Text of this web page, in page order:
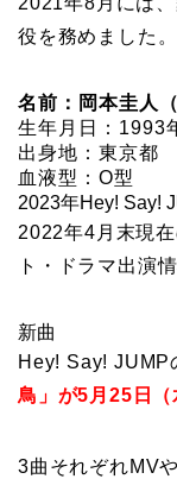
役を務めました。
名前：岡本圭人
生年月日：1993
出身地：東京都
血液型：O型
2023年Hey! Say!
2022年4月末現
ト・ドラマ出演
新曲
Hey! Say! JUMP
鳥」が5月25日（
3曲それぞれMV